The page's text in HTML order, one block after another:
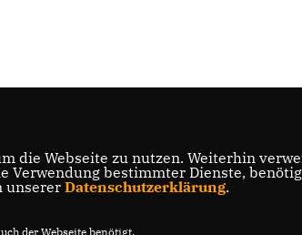
die Webseite zu nutzen. Weiterhin
Verwendung bestimmter Dienste,
unserer Datenschutzerklärung.
der Webseite benötigt.